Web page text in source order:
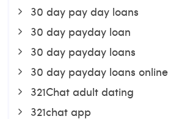
30 day pay day loans
30 day payday loan
30 day payday loans
30 day payday loans online
321Chat adult dating
321chat app